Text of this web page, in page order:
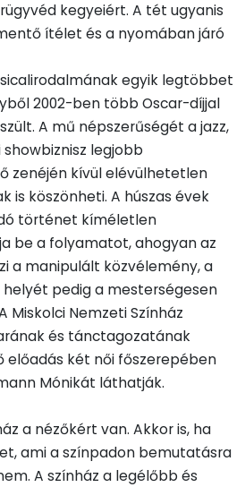
kegyeiért. A tét ugyanis
ítélet és a nyomában járó
egyik legtöbbet
2002-ben több Oscar-díjjal
A mű népszerűségét a jazz,
legjobb
zenéjén kívül elévülhetetlen
is köszönheti. A húszas évek
történet kíméletlen
be a folyamatot, ahogyan az
a manipulált közvélemény, a
pedig a mesterségesen
Nemzeti Színház
és tánctagozatának
előadás két női főszerepében
Mónikát láthatják.
a nézőkért van. Akkor is, ha
ami a színpadon bemutatásra
A színház a legélőbb és